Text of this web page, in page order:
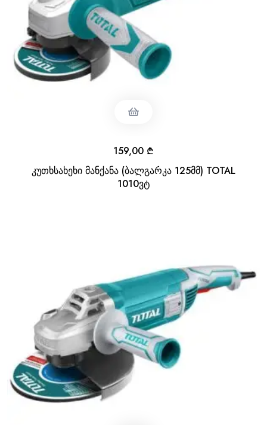
კუთხსახეხი მანქანა (ბალგარკა 125მმ) TOTAL
1010ვტ
159,00 ₾